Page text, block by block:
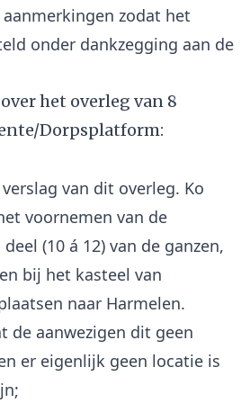
zodat het
onder dankzegging aan de
het overleg van 8
Dorpsplatform:
van dit overleg. Ko
voornemen van de
(10 á 12) van de ganzen,
bij het kasteel van
naar Harmelen.
de aanwezigen dit geen
er eigenlijk geen locatie is